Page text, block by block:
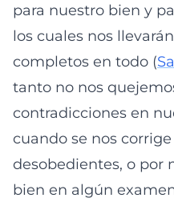
para nuestro bien y
los cuales nos
completos en todo (
tanto no nos
contradicciones en
cuando se nos
desobedientes, o por
bien en algún